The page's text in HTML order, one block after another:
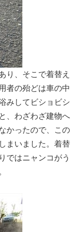
り、そこで着替え
者の殆どは車の中
みしてビショビシ
、わざわざ建物へ
かったので、この
まいました。着替
ではニャンコがう